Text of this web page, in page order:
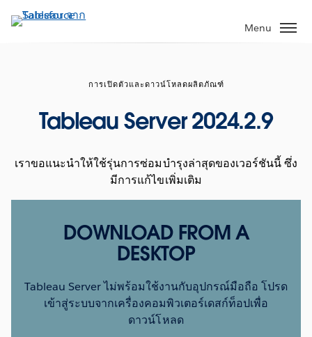
ไป
Menu
การเปิดตัวและดาวน์โหลดผลิตภัณฑ์
Tableau Server 2024.2.9
เราขอแนะนำให้ใช้รุ่นการซ่อมบำรุงล่าสุดของเวอร์ชันนี้ ซึ่ง
มีการแก้ไขเพิ่มเติม
DOWNLOAD FROM A
DESKTOP
Tableau Server ไม่พร้อมใช้งานกับอุปกรณ์มือถือ โปรด
เข้าสู่ระบบจากเครื่องคอมพิวเตอร์เดสก์ท็อปเพื่อ
ดาวน์โหลด